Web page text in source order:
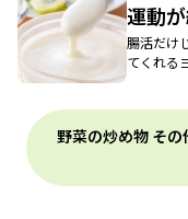
運動
腸活だけ
てくれる
野菜の炒め物 そ